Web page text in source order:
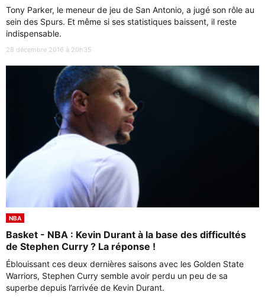
Tony Parker, le meneur de jeu de San Antonio, a jugé son rôle au
sein des Spurs. Et même si ses statistiques baissent, il reste
indispensable.
28 décembre 2016 à 20h35
NBA
Basket - NBA : Kevin Durant à la base des difficultés
de Stephen Curry ? La réponse !
Éblouissant ces deux dernières saisons avec les Golden State
Warriors, Stephen Curry semble avoir perdu un peu de sa
superbe depuis l’arrivée de Kevin Durant.